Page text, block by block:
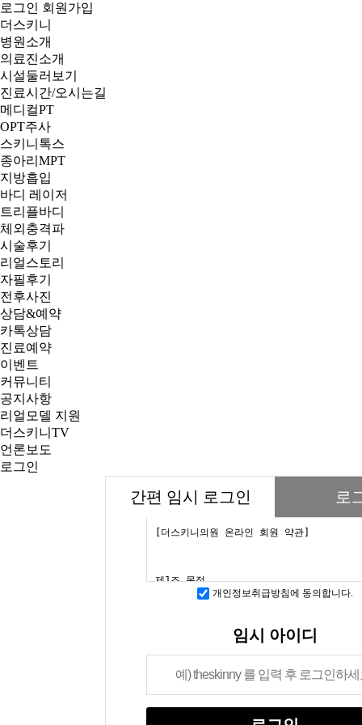
로그인 회원가입
더스키니
병원소개
의료진소개
시설둘러보기
진료시간/오시는길
메디컬PT
OPT주사
스키니톡스
종아리MPT
지방흡입
바디 레이저
트리플바디
체외충격파
시술후기
리얼스토리
자필후기
전후사진
상담&예약
카톡상담
진료예약
이벤트
커뮤니티
공지사항
리얼모델 지원
더스키니TV
언론보도
로그인
간편 임시 로그인 로
개인정보취급방침에 동의합니다.
임시 아이디